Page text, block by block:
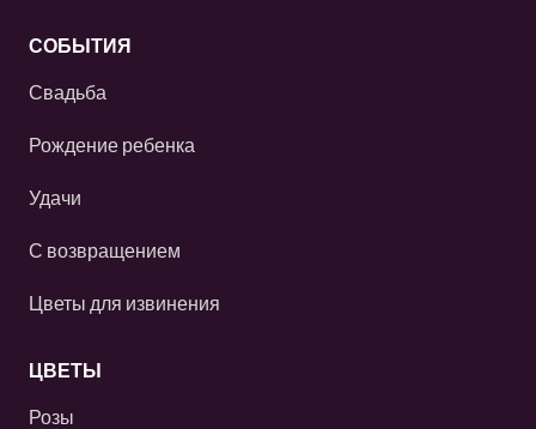
СОБЫТИЯ
Свадьба
Рождение ребенка
Удачи
С возвращением
Цветы для извинения
ЦВЕТЫ
Розы